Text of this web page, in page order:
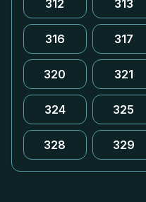
312 313
316 317
320 321
324 325
328 329